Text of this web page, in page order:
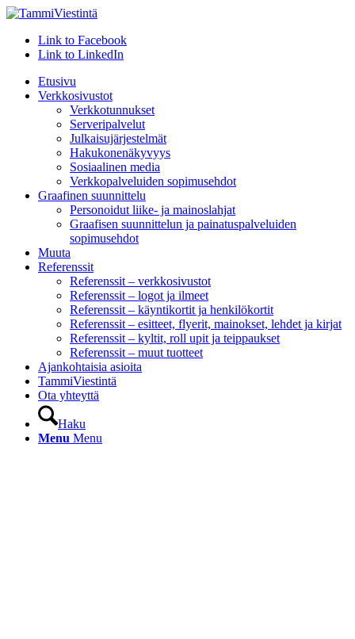
Link to Facebook
Link to LinkedIn
Etusivu
Verkkosivustot
Verkkotunnukset
Serveripalvelut
Julkaisujärjestelmät
Hakukonenäkyvyys
Sosiaalinen media
Verkkopalveluiden sopimusehdot
Graafinen suunnittelu
Personoidut liike- ja mainoslahjat
Graafisen suunnittelun ja painatuspalveluiden
sopimusehdot
Muuta
Referenssit
Referenssit – verkkosivustot
Referenssit – logot ja ilmeet
Referenssit – käyntikortit ja henkilökortit
Referenssit – esitteet, flyerit, mainokset, lehdet ja kirjat
Referenssit – kyltit, roll upit ja teippaukset
Referenssit – muut tuotteet
Ajankohtaisia asioita
TammiViestintä
Ota yhteyttä
Haku
Menu Menu